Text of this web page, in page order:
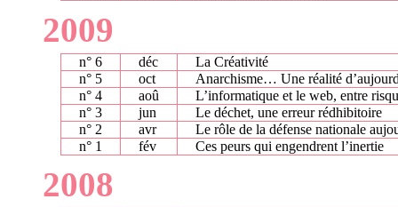
2009
n° 6 déc
La Créativité
n° 5
oct
Anarchisme… Une réalité
n° 4
aoû
L’informatique et le web, entre
n° 3
jun
Le déchet, une erreur rédhibitoire
n° 2
avr
Le rôle de la défense nationale
n° 1
fév Ces peurs qui engendrent l’inertie
2008